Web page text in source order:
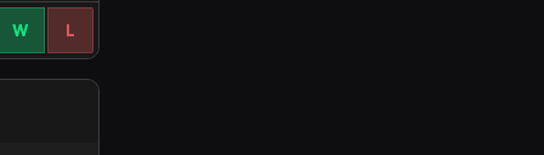
W L